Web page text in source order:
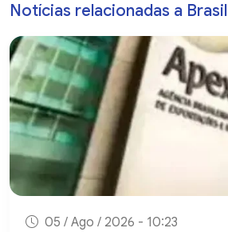
Notícias relacionadas a Brasil
05 / Ago / 2026 - 10:23